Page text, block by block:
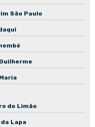
artesiano
São Paulo
do Limão
Lapa